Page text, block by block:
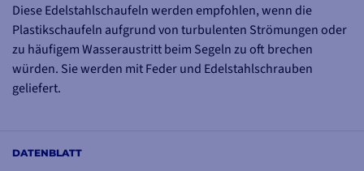
DATENBLATT
Diese Edelstahlschaufeln werden empfohlen, wenn die
Plastikschaufeln aufgrund von turbulenten Strömungen oder
zu häufigem Wasseraustritt beim Segeln zu oft brechen
würden. Sie werden mit Feder und Edelstahlschrauben
geliefert.